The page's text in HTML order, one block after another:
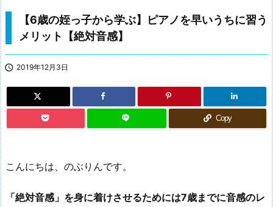
【6歳の姪っ子から学ぶ】ピアノを早いうちに習う
メリット【絶対音感】
 2019年12月3日
Copy
こんにちは、のぶりんです。
「絶対音感」を身に着けさせるためには7歳までに音感のレ